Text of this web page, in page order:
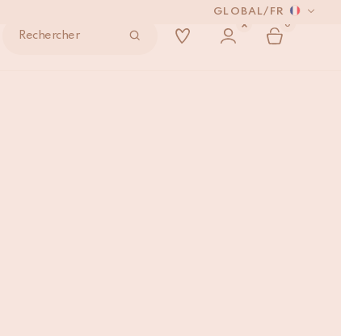
GLOBAL/ FR
Rechercher
0